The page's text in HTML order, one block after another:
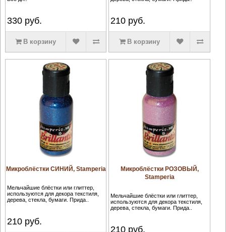
330руб.
В корзину
210 руб.
В корзину
Микроблёстки СИНИЙ, Stamperia
Мельчайшие блёстки или глиттер,
используются для декора текстиля,
дерева, стекла, бумаги. Прида..
210руб.
Микроблёстки РОЗОВЫЙ,
Stamperia
Мельчайшие блёстки или глиттер,
используются для декора текстиля,
дерева, стекла, бумаги. Прида..
210 руб.